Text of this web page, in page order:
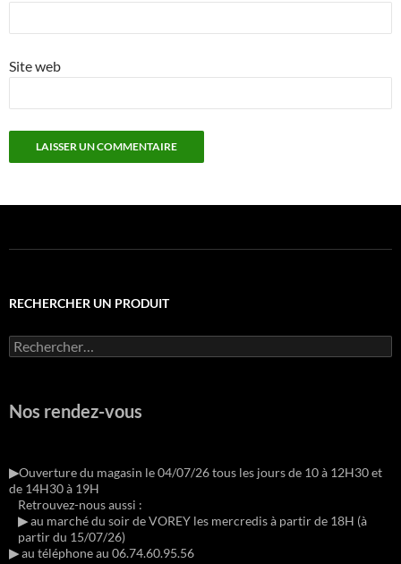
Site web
RECHERCHER UN PRODUIT
Rechercher :
Nos rendez-vous
▶︎Ouverture du magasin le 04/07/26 tous les jours de 10 à 12H30 et
de 14H30 à 19H
Retrouvez-nous aussi :
▶︎au marché du soir de VOREY les mercredis à partir de 18H (à
partir du 15/07/26)
▶︎au téléphone au 06.74.60.95.56